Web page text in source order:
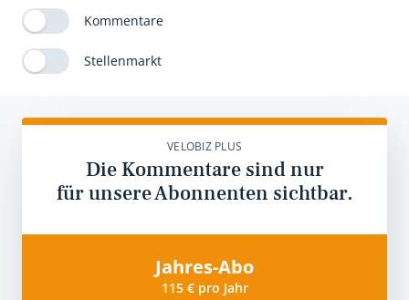
Kommentare
Stellenmarkt
VELOBIZ PLUS
Die Kommentare sind nur
für unsere Abonnenten sichtbar.
Jahres-Abo
115 € pro Jahr